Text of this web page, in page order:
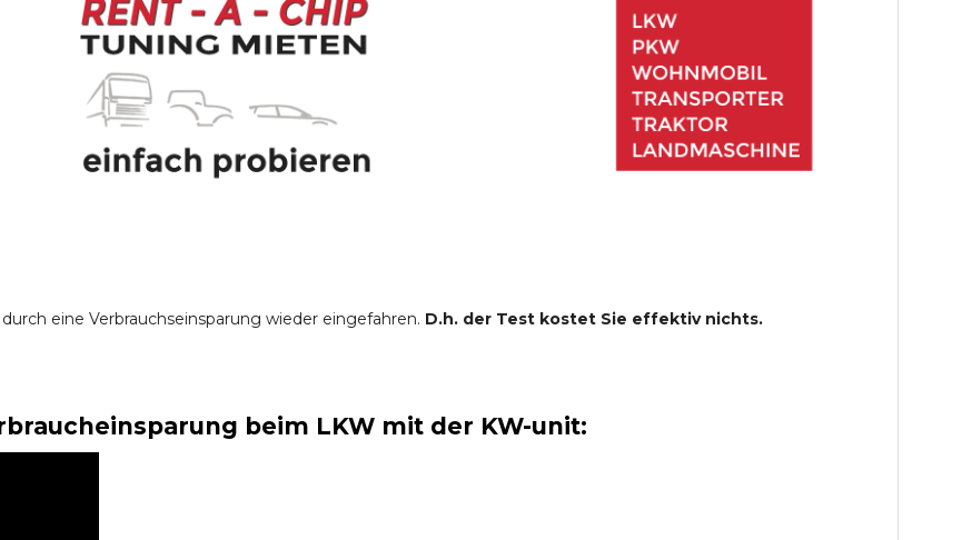
eine Verbrauchseinsparung wieder eingefahren. D.h. der Test kostet Sie effektiv nichts.
beim LKW mit der KW-unit: